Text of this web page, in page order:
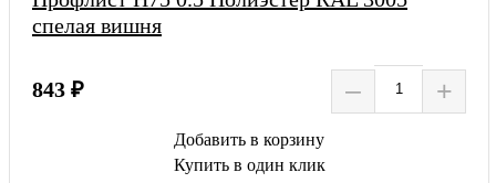
спелая вишня
843 ₽ – +
Добавить в корзину
Купить в один клик